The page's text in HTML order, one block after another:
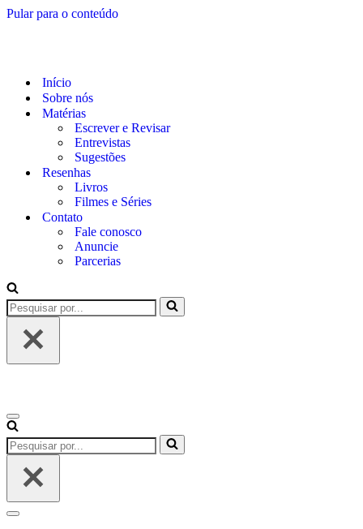
Pular para o conteúdo
Início
Sobre nós
Matérias
Escrever e Revisar
Entrevistas
Sugestões
Resenhas
Livros
Filmes e Séries
Contato
Fale conosco
Anuncie
Parcerias